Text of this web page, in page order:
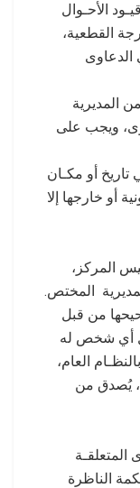
الأحـوال
القطعية،
الدعاوى
المديرية
ويجب على
تاريخ أو مكـان
أو خارجها إلا
المركز،
المختص.
من قبل
أي شخص له
العام،
يُصدق من
الناظرة